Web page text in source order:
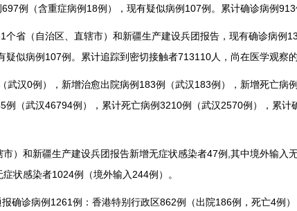
例（含重症病例18例），现有疑似病例107例。累计确诊病例913
（自治区、直辖市）和新疆生产建设兵团报告，现有确诊病例
似病例107例。累计追踪到密切接触者713110人，尚在医学观察
汉0例），新增治愈出院病例183例（武汉183例），新增死亡病
例（武汉46794例），累计死亡病例3210例（武汉2570例），累
和新疆生产建设兵团报告新增无症状感染者47例,其中境外输入
状感染者1024例（境外输入244例）。
诊病例1261例：香港特别行政区862例（出院186例，死亡4例）